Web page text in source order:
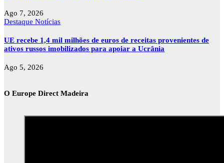
Ago 7, 2026
Destaque Notícias
UE recebe 1,4 mil milhões de euros de receitas provenientes de
ativos russos imobilizados para apoiar a Ucrânia
Ago 5, 2026
O Europe Direct Madeira